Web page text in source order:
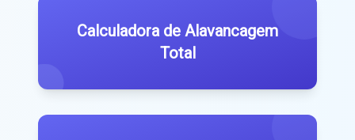
Calculadora de Alavancagem
Total